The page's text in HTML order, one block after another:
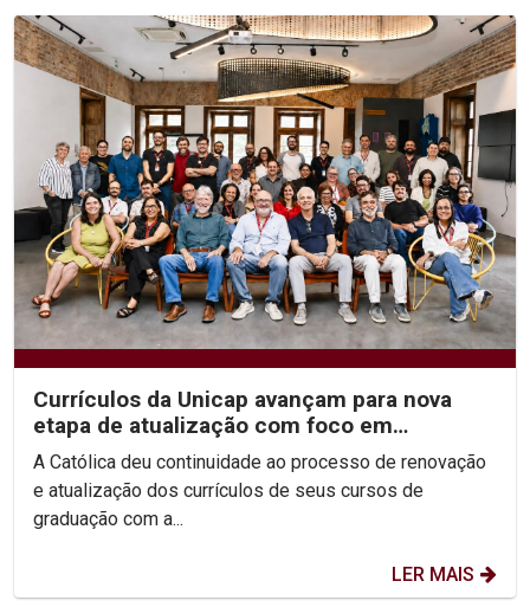
Currículos da Unicap avançam para nova
etapa de atualização com foco em
competências e habilidades
A Católica deu continuidade ao processo de renovação
e atualização dos currículos de seus cursos de
graduação com a...
LER MAIS